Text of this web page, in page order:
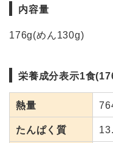
内容量
176g(めん130g)
栄養成分表示1食
熱量
たんぱく質